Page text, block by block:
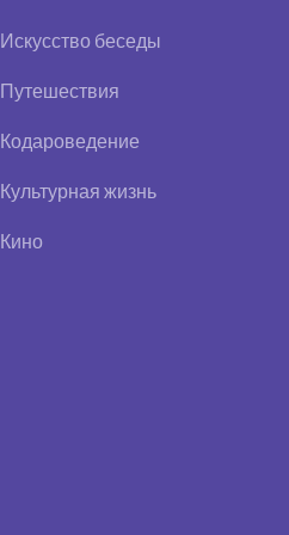
Искусство беседы
Путешествия
Кодароведение
Культурная жизнь
Кино